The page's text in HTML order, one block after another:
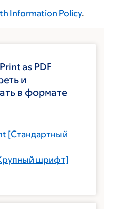
Information Policy.
as PDF
и
в формате
[Стандартный
шрифт]